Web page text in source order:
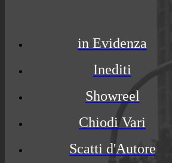
in Evidenza
Inediti
Showreel
Chiodi Vari
Scatti d'Autore
07/09/2021
L'importanza della
Stefano Chiodaroli e. il
Rossato presentano:
Fotografie d'autore